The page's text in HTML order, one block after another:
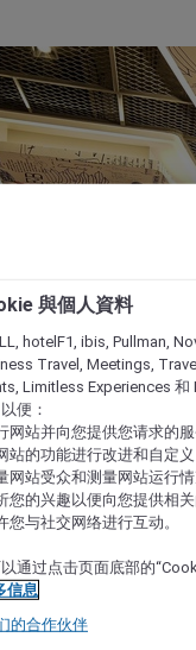
與個人資料
hotelF1, ibis, Pullman,
Travel, Meetings,
Limitless Experiences 和
便：
网站并向您提供您请求的
站的功能进行改进和自定义
网站受众和测量网站运行
您的兴趣以便向您提供相
您与社交网络进行互动。
通过点击页面底部的
信息
的合作伙伴